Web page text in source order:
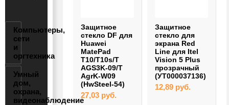
Компьютеры,
сети
и
оргтехника
Умный
дом,
охрана,
видеонаблюдение
Защитное
стекло Deppa
для Honor 50
lite 2.5D
(62827)
13,56 руб.
Защитное
стекло DF для
Huawei
MatePad
T10/T10s/T
AGS3K-09/T
AgrK-W09
(HwSteel-54)
27,03 руб.
Защитное
стекло для
экрана Red
Line для Itel
Vision 5 Plus
прозрачный
(УТ000037136)
12,89 руб.